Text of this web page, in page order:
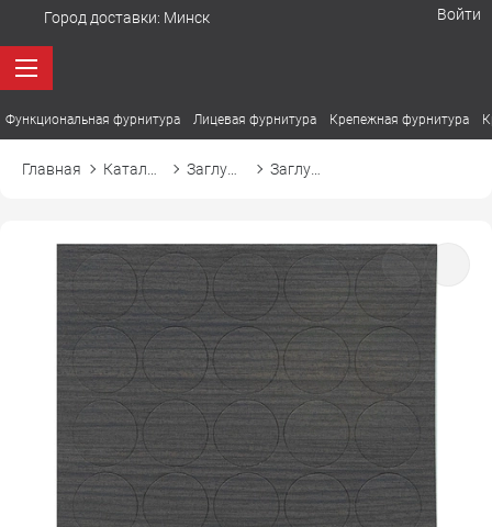
Город доставки: Минск Войти
Функциональная фурнитура Лицевая фурнитура Крепежная фурнитура
Главная